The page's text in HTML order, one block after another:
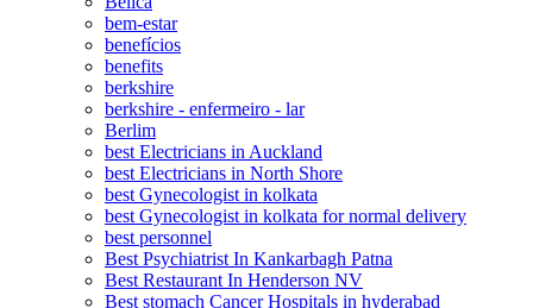
bem-estar
benefícios
benefits
berkshire
berkshire - enfermeiro - lar
Berlim
best Electricians in Auckland
best Electricians in North Shore
best Gynecologist in kolkata
best Gynecologist in kolkata for normal delivery
best personnel
Best Psychiatrist In Kankarbagh Patna
Best Restaurant In Henderson NV
Best stomach Cancer Hospitals in hyderabad